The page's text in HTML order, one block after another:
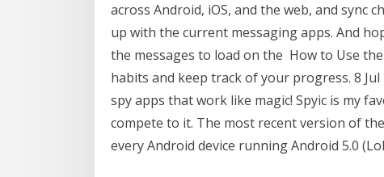
across Android, iOS, and the web, and sync
up with the current messaging apps. And
the messages to load on the How to Use
habits and keep track of your progress. 8
spy apps that work like magic! Spyic is my
compete to it. The most recent version of
every Android device running Android 5.0